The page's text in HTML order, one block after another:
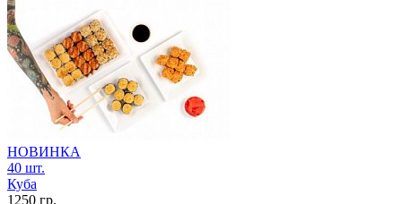
НОВИНКА
40 шт.
Куба
1250 гр.